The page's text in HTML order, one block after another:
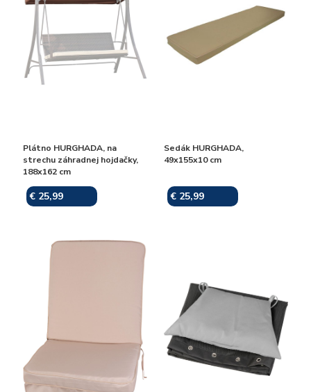
Plátno HURGHADA, na
strechu záhradnej hojdačky,
188x162 cm
€ 25,99
Sedák HURGHADA,
49x155x10 cm
€ 25,99